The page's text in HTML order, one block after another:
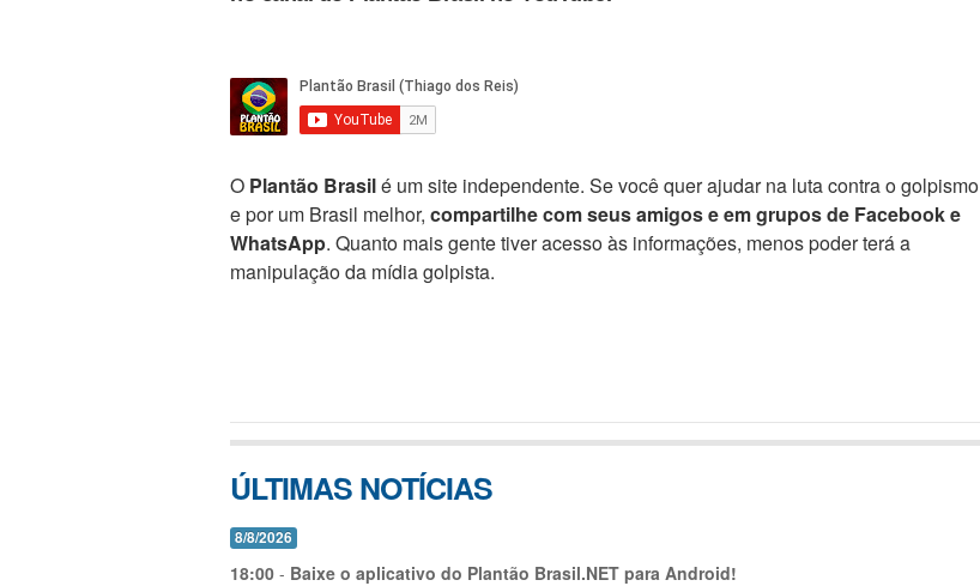
O Plantão Brasilé um site independente. Se você quer ajudar na luta contra o golpismo
e por um Brasil melhor, compartilhe com seus amigos e em grupos de Facebook e
WhatsApp. Quanto mais gente tiver acesso às informações, menos poder terá a
manipulação da mídia golpista.
ÚLTIMAS NOTÍCIAS
8/8/2026
18:00 - Baixe o aplicativo do Plantão Brasil.NET para Android!